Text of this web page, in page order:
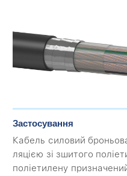
Застосування
Кабель силовий
ляцією зі зшитого
поліетилену